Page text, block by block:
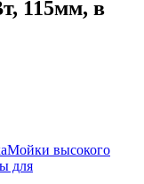
115мм, в
Мойки высокого
для